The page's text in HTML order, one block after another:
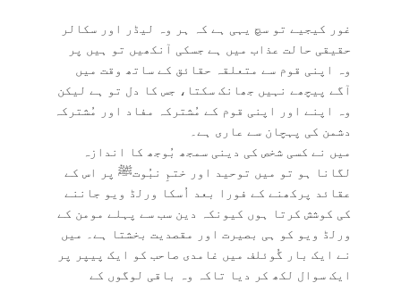
غور کیجیے تو سچ یہی ہے کہ ہر وہ لیڈر اور سکالر
حقیقی حالت عذاب میں ہے جسکی آنکھیں تو ہیں پر
وہ اپنی قوم سے متعلقہ حقائق کے ساتھ وقت میں
آگے پیچھے نہیں جھانک سکتا، جس کا دل تو ہے لیکن
وہ اپنے اور اپنی قوم کے مُشترکہ مفاد اور مُشترکہ
دشمن کی پہچان سے عاری ہے۔
میں نے کسی شخص کی دینی سمجھ بُوجھ کا اندازہ
لگانا ہو تو میں توحید اور ختمِ نبُوتﷺ پر اس کے
عقائد پرکھنے کے فورا بعد اُسکا ورلڈ ویو جاننے
کی کوشش کرتا ہوں کیونکہ دین سب سے پہلے مومن کے
ورلڈ ویو کو ہی بصیرت اور مقصدیت بخشتا ہے۔ میں
نے ایک بار گُوئلف میں غامدی صاحب کو ایک پیپر پر
ایک سوال لکھ کر دیا تاکہ وہ باقی لوگوں کے